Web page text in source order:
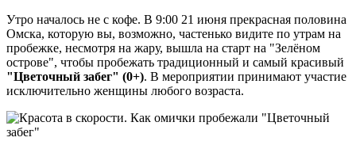
Утро началось не с кофе. В 9:00 21 июня прекрасная половина
Омска, которую вы, возможно, частенько видите по утрам на
пробежке, несмотря на жару, вышла на старт на "Зелёном
острове", чтобы пробежать традиционный и самый красивый
"Цветочный забег" (0+). В мероприятии принимают участие
исключительно женщины любого возраста.